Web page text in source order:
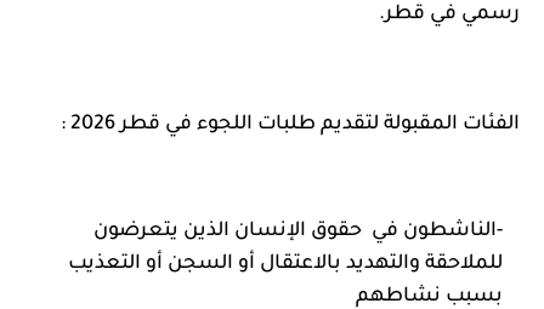
رسمي في قطر.
الفئات المقبولة لتقديم طلبات اللجوء في قطر 2026 :
-الناشطون في حقوق الإنسان الذين يتعرضون
للملاحقة والتهديد بالاعتقال أو السجن أو التعذيب
بسبب نشاطهم